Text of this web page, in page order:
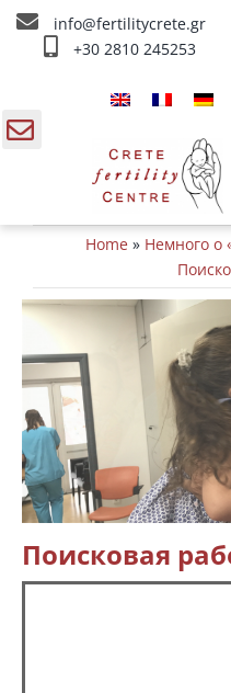
Skip
info@fertilitycrete.gr
+30 2810 245253
Главная
Методы Лечения
Омоложение и
Внутривенное
Инфо
Контакты
Home» Немного о
Поисковая